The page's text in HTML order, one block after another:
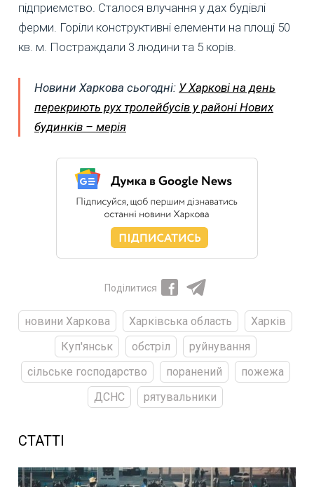
підприємство. Сталося влучання у дах будівлі
ферми. Горіли конструктивні елементи на площі 50
кв. м. Постраждали 3 людини та 5 корів.
Новини Харкова сьогодні: У Харкові на день
перекриють рух тролейбусів у районі Нових
будинків – мерія
Поділитися
новини Харкова Харківська область
Харків
Куп'янськ
обстріл
руйнування
сільське господарство
поранений
пожежа
ДСНС
рятувальники
СТАТТІ